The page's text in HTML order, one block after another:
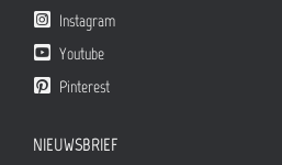
Instagram
Youtube
Pinterest
NIEUWSBRIEF